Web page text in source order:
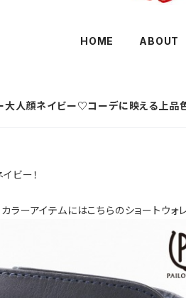
HOME ABOUT
人顔ネイビー♡コーデに映える上品色
ビー！
ラーアイテムにはこちらのショートウ